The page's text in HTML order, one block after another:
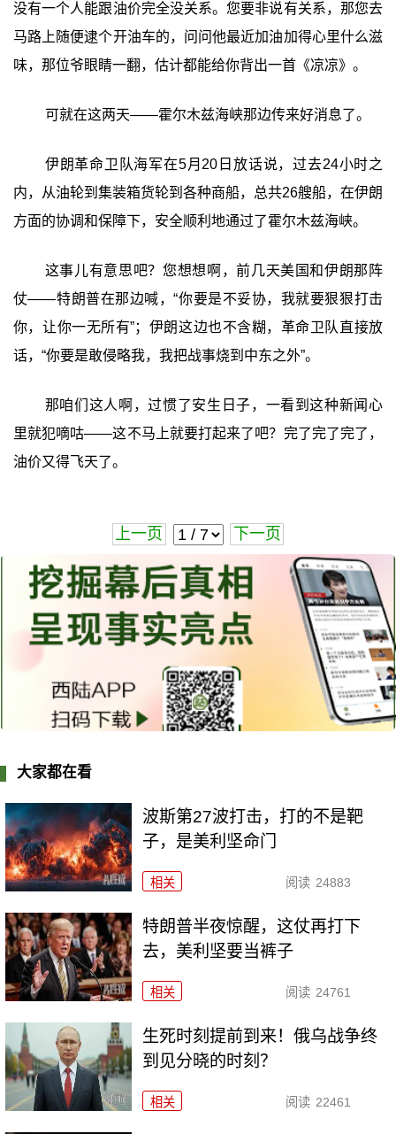
没有一个人能跟油价完全没关系。您要非说有关系，那您去
马路上随便逮个开油车的，问问他最近加油加得心里什么滋
味，那位爷眼睛一翻，估计都能给你背出一首《凉凉》。
可就在这两天——霍尔木兹海峡那边传来好消息了。
伊朗革命卫队海军在5月20日放话说，过去24小时之
内，从油轮到集装箱货轮到各种商船，总共26艘船，在伊朗
方面的协调和保障下，安全顺利地通过了霍尔木兹海峡。
这事儿有意思吧？您想想啊，前几天美国和伊朗那阵
仗——特朗普在那边喊，“你要是不妥协，我就要狠狠打击
你，让你一无所有”；伊朗这边也不含糊，革命卫队直接放
话，“你要是敢侵略我，我把战事烧到中东之外”。
那咱们这人啊，过惯了安生日子，一看到这种新闻心
里就犯嘀咕——这不马上就要打起来了吧？完了完了完了，
油价又得飞天了。
上一页 下一页
大家都在看
波斯第27波打击，打的不是靶
子，是美利坚命门
相关 阅读 24883
特朗普半夜惊醒，这仗再打下
去，美利坚要当裤子
相关 阅读 24761
生死时刻提前到来！俄乌战争终
到见分晓的时刻？
相关 阅读 22461